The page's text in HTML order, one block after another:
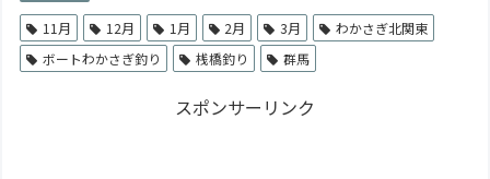
11月 12月 1月 2月 3月
わかさぎ北関東
ボートわかさぎ釣り
桟橋釣り 群馬
スポンサーリンク